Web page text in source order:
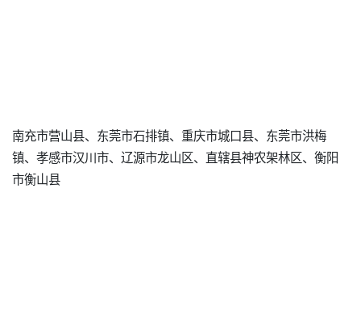
南充市营山县、东莞市石排镇、重庆市城口县、东莞市洪梅
镇、孝感市汉川市、辽源市龙山区、直辖县神农架林区、衡阳
市衡山县